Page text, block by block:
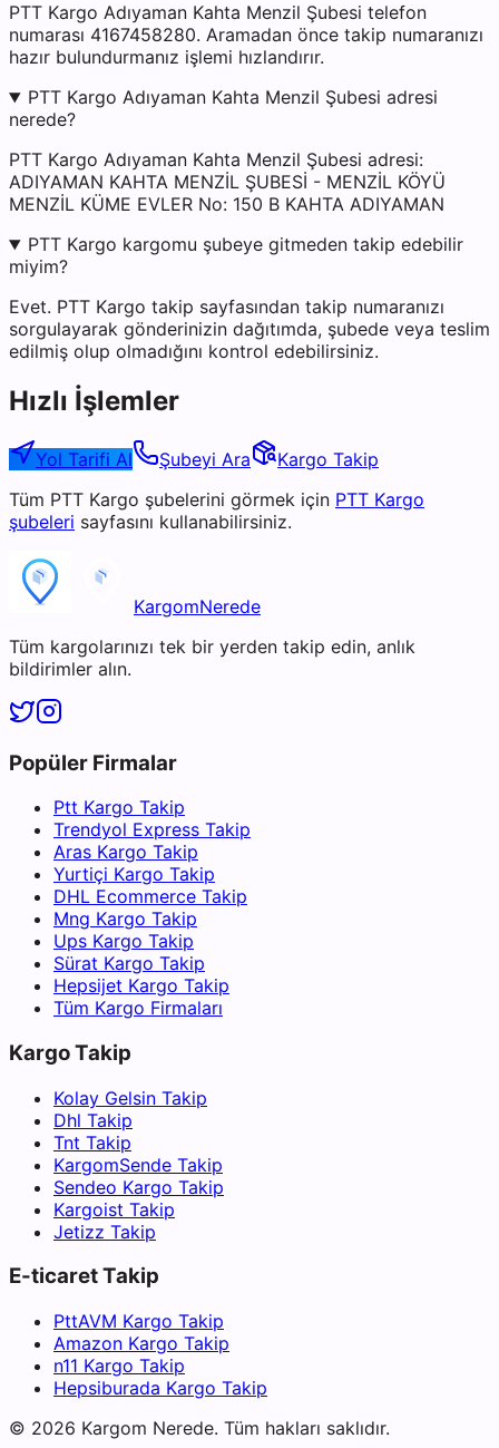
PTT Kargo Adıyaman Kahta Menzil Şubesi telefon
numarası 4167458280. Aramadan önce takip numaranızı
hazır bulundurmanız işlemi hızlandırır.
PTT Kargo Adıyaman Kahta Menzil Şubesi adresi
nerede?
PTT Kargo Adıyaman Kahta Menzil Şubesi adresi:
ADIYAMAN KAHTA MENZİL ŞUBESİ - MENZİL KÖYÜ
MENZİL KÜME EVLER No: 150 B KAHTA ADIYAMAN
PTT Kargo kargomu şubeye gitmeden takip edebilir
miyim?
Evet. PTT Kargo takip sayfasından takip numaranızı
sorgulayarak gönderinizin dağıtımda, şubede veya teslim
edilmiş olup olmadığını kontrol edebilirsiniz.
Hızlı İşlemler
Yol Tarifi Al Şubeyi Ara
Kargo Takip
Tüm PTT Kargo şubelerini görmek için PTT Kargo
şubeleri sayfasını kullanabilirsiniz.
KargomNerede
Tüm kargolarınızı tek bir yerden takip edin, anlık
bildirimler alın.
Popüler Firmalar
Ptt Kargo Takip
Trendyol Express Takip
Aras Kargo Takip
Yurtiçi Kargo Takip
DHL Ecommerce Takip
Mng Kargo Takip
Ups Kargo Takip
Sürat Kargo Takip
Hepsijet Kargo Takip
Tüm Kargo Firmaları
Kargo Takip
Kolay Gelsin Takip
Dhl Takip
Tnt Takip
KargomSende Takip
Sendeo Kargo Takip
Kargoist Takip
Jetizz Takip
E-ticaret Takip
PttAVM Kargo Takip
Amazon Kargo Takip
n11 Kargo Takip
Hepsiburada Kargo Takip
© 2026 Kargom Nerede. Tüm hakları saklıdır.